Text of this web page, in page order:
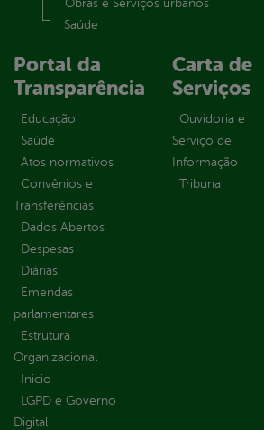
Obras e Serviços urbanos
Saúde
Portal da
Transparência
Educação
Saúde
Atos normativos
Convênios e
Transferências
Dados Abertos
Despesas
Diárias
Emendas
parlamentares
Estrutura
Organizacional
Inicio
LGPD e Governo
Digital
Carta de
Serviços
Ouvidoria e
Serviço de
Informação
Tribuna